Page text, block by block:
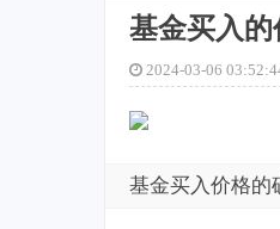
基金买入
2024-03-06
基金买入价格的